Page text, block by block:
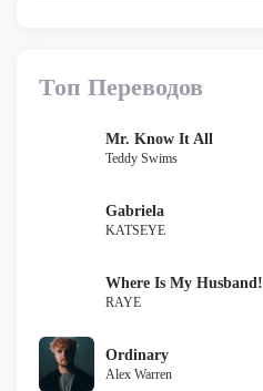
Топ Переводов
Mr. Know It All
Teddy Swims
Gabriela
KATSEYE
Where Is My Husband!
RAYE
Ordinary
Alex Warren